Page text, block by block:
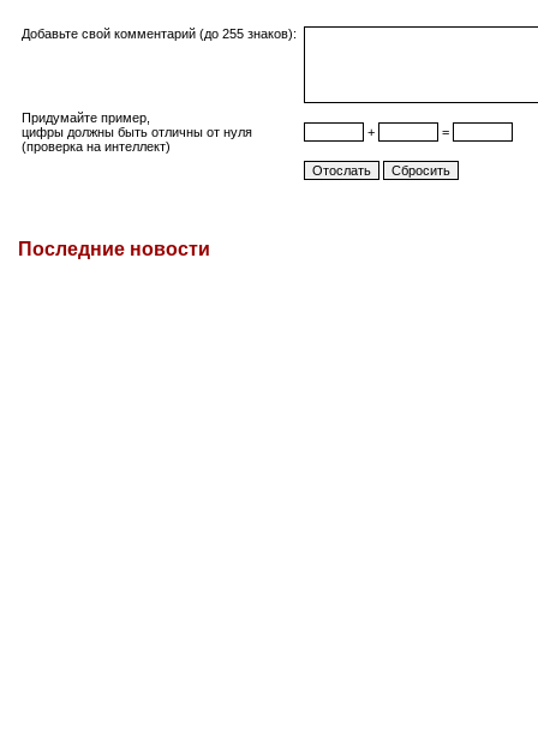
Добавьте свой комментарий (до 255 знаков):
Придумайте пример,
цифры должны быть отличны от нуля
(проверка на интеллект)
+ =
Последние новости